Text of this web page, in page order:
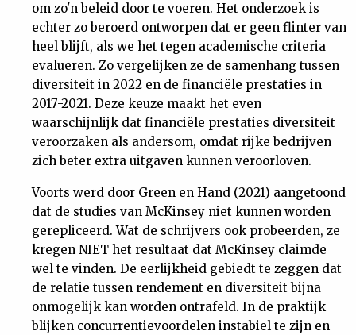
om zo'n beleid door te voeren. Het onderzoek is
echter zo beroerd ontworpen dat er geen flinter van
heel blijft, als we het tegen academische criteria
evalueren. Zo vergelijken ze de samenhang tussen
diversiteit in 2022 en de financiële prestaties in
2017-2021. Deze keuze maakt het even
waarschijnlijk dat financiële prestaties diversiteit
veroorzaken als andersom, omdat rijke bedrijven
zich beter extra uitgaven kunnen veroorloven.
Voorts werd door Green en Hand (2021) aangetoond
dat de studies van McKinsey niet kunnen worden
gerepliceerd. Wat de schrijvers ook probeerden, ze
kregen NIET het resultaat dat McKinsey claimde
wel te vinden. De eerlijkheid gebiedt te zeggen dat
de relatie tussen rendement en diversiteit bijna
onmogelijk kan worden ontrafeld. In de praktijk
blijken concurrentievoordelen instabiel te zijn en